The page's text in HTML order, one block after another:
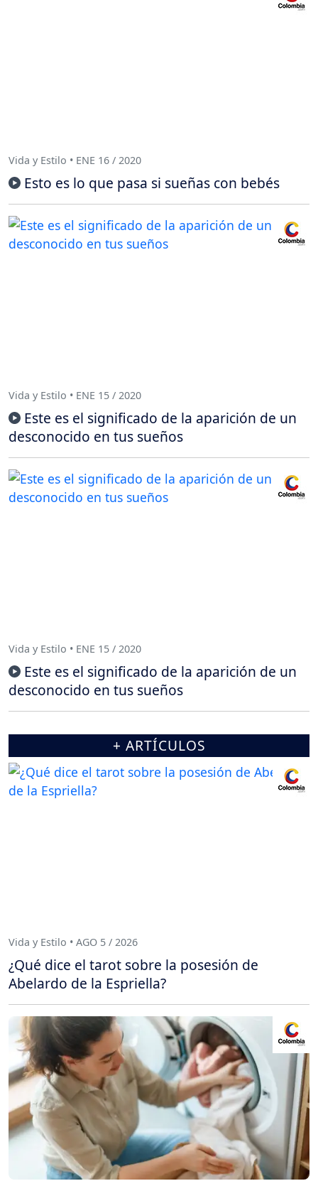
Vida y Estilo • ENE 16 / 2020
Esto es lo que pasa si sueñas con bebés
Vida y Estilo • ENE 15 / 2020
Este es el significado de la aparición de un
desconocido en tus sueños
Vida y Estilo • ENE 15 / 2020
Este es el significado de la aparición de un
desconocido en tus sueños
+ ARTÍCULOS
Vida y Estilo • AGO 5 / 2026
¿Qué dice el tarot sobre la posesión de
Abelardo de la Espriella?